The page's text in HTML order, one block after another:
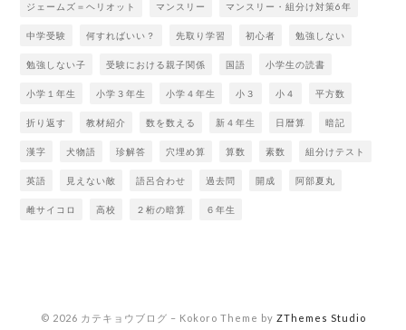
ジェームズ＝ヘリオット マンスリー マンスリー・組分け対策6年
中学受験 何すればいい？ 先取り学習 初心者 勉強しない
勉強しない子 受験における親子関係 国語 小学生の読書
小学１年生 小学３年生 小学４年生 小３ 小４ 平方数
折り返す 教材紹介 数を数える 新４年生 日暦算 暗記
漢字 犬物語 珍解答 穴埋め算 算数 素数 組分けテスト
英語 見えない敵 語呂合わせ 過去問 開成 阿部夏丸
雌サイコロ 高校 ２桁の暗算 ６年生
© 2026 カテキョウブログ – Kokoro Theme by ZThemes Studio